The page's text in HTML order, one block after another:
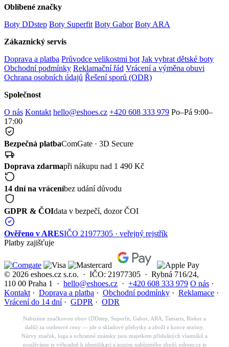
Oblíbené značky
Boty DDstep Boty Superfit Boty Gabor Boty ARA
Zákaznický servis
Doprava a platba Průvodce velikostmi bot Jak vybrat dětské boty
Obchodní podmínky Reklamační řád Vrácení a výměna obuvi
Ochrana osobních údajů Řešení sporů (ODR)
Společnost
O nás Kontakt hello@eshoes.cz +420 608 333 979 Po–Pá 9:00–
17:00
Bezpečná platbaComGate · 3D Secure
Doprava zdarmapři nákupu nad 1 490 Kč
14 dní na vráceníbez udání důvodu
GDPR & ČOIdata v bezpečí, dozor ČOI
Ověřeno v ARESIČO 21977305 · veřejný rejstřík
Platby zajišťuje
© 2026 eshoes.cz s.r.o. · IČO: 21977305 · Rybná 716/24,
110 00 Praha 1 · hello@eshoes.cz · +420 608 333 979 O nás ·
Kontakt · Doprava a platba · Obchodní podmínky · Reklamace ·
Vrácení do 14 dní· GDPR · ODR
Nabízíme značkovou obuv (DDstep, Superfit, Gabor, ARA, Tamaris, Rieker a
další) za outletové ceny — jde o skladové přebytky a zboží z konce sezóny.
Názvy značek, loga a ochranné známky jsou majetkem příslušných vlastníků a
používáme je výhradně k identifikaci a popisu nabízeného zboží; eshoes.cz je